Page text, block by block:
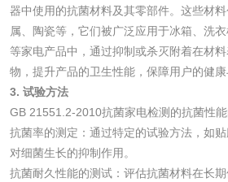
器中使用的抗菌材料及其零部件。这些材
属、陶瓷等，它们被广泛应用于冰箱、洗
等家电产品中，通过抑制或杀灭附着在材
物，提升产品的卫生性能，保障用户的健康
3. 试验方法
GB 21551.2-2010抗菌家电检测的抗菌性能
抗菌率的测定：通过特定的试验方法，如
对细菌生长的抑制作用。
抗菌耐久性能的测试：评估抗菌材料在长
化妆品急性经口毒
皮肤光变态反应试
日化产品